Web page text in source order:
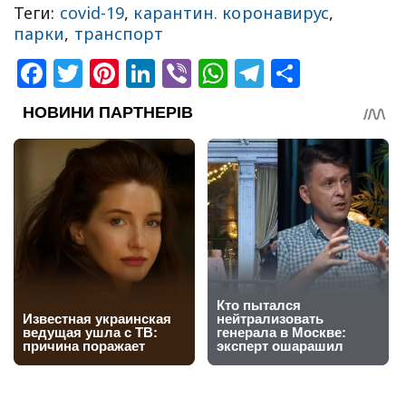
Теги: covid-19, карантин. коронавирус,
парки, транспорт
Facebook
Twitter
Pinterest
LinkedIn
ViberWhatsApp
Telegram